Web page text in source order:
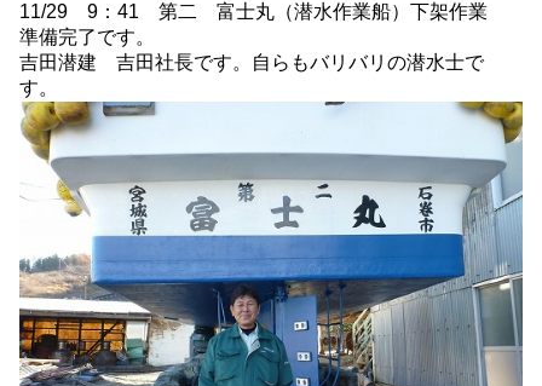
11/29 9：41 第二 富士丸（潜水作業船）下架作業
準備完了です。
吉田潜建 吉田社長です。自らもバリバリの潜水士で
す。